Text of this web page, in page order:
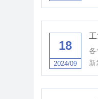
18
2024/09
各
新